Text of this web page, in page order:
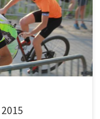
00:17:56 00:20:02 00:18:47
FAIVRE-PIERRET – RENCKER
00:19:39 00:20:22 00:20:42
7 GENEWE – […]